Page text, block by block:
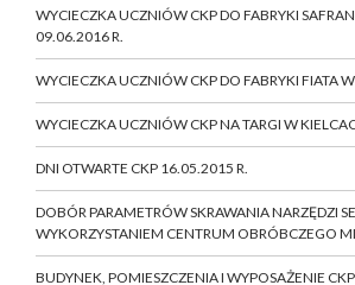
WYCIECZKA UCZNIÓW CKP DO FABRYKI
09.06.2016 R.
WYCIECZKA UCZNIÓW CKP DO FABRYKI FIATA
WYCIECZKA UCZNIÓW CKP NA TARGI W
DNI OTWARTE CKP 16.05.2015 R.
DOBÓR PARAMETRÓW SKRAWANIA NARZĘDZI
WYKORZYSTANIEM CENTRUM OBRÓBCZEGO
BUDYNEK, POMIESZCZENIA I WYPOSAŻENIE CKP